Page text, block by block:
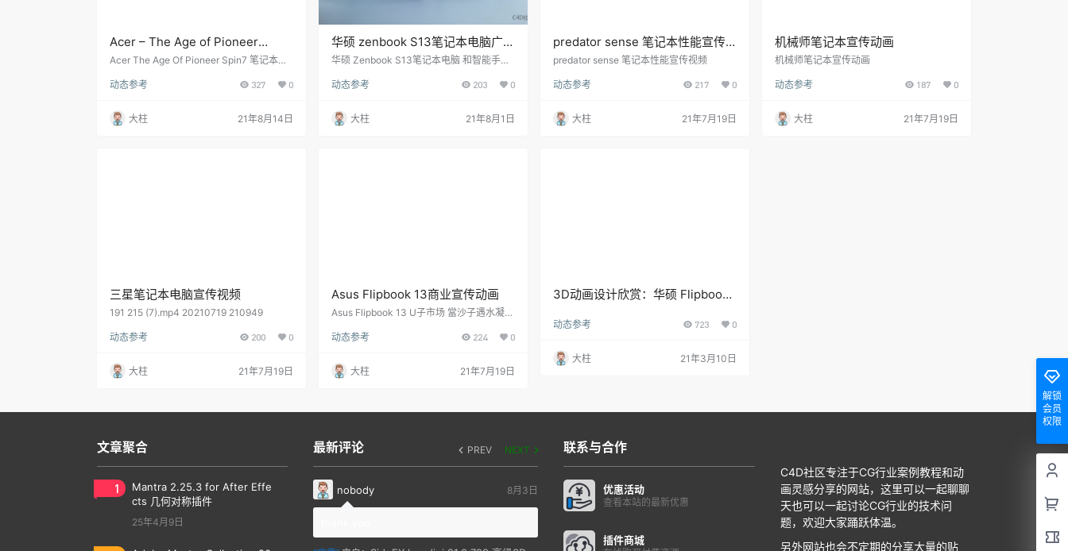
Acer – The Age of Pioneer
Spin7 笔记本电脑产品动画
Acer The Age Of Pioneer Spin7 笔记本电
动态参考
327 0
大柱 21年8月14日
华硕 zenbook S13笔记本电脑广告
视频
华硕 Zenbook S13笔记本电脑 和智能手机
屏”时代。同时，在收窄黑边过程中遇到的
Hello红外镜头）如何隐藏的问题。 此前，
华为曾在Matebook上创造出键盘下弹出前
动态参考 203 0
大柱 21年8月1日
predator sense 笔记本性能宣传
视频
predator sense 笔记本性能宣传视频
动态参考 217 0
大柱 21年7月19日
机械师笔记本宣传动画
机械师笔记本宣传动画
动态参考 187 0
大柱 21年7月19日
三星笔记本电脑宣传视频
191 215 (7).mp4 20210719 210949
动态参考 200 0
大柱 21年7月19日
Asus Flipbook 13商业宣传动画
Asus Flipbook 13 U子市场 當沙子遇水凝結
間淬煉成結晶的模樣。在快速流動地社會
量。 運用沙子模擬水的動態，比喻流動的社
會現象，展現產品包容萬象變化的特性視覺
而觸控筆所到之處隨著創作者的思緒產生智
动态参考 224 0
大柱 21年7月19日
3D动画设计欣赏：华硕 Flipbook
动态参考 723 0
大柱 21年3月10日
解锁
会员
权限
文章聚合
1
Mantra 2.25.3 for After Effe
cts 几何对称插件
25年4月9日
最新评论 PREV NEXT
nobody 8月3日
联系与合作
优惠活动
查看本站的最新优惠
插件商城
C4D社区专注于CG行业案例教程和动
画灵感分享的网站，这里可以一起聊聊
天也可以一起讨论CG行业的技术问
题，欢迎大家踊跃体温。
另外网站也会不定期的分享大量的贴